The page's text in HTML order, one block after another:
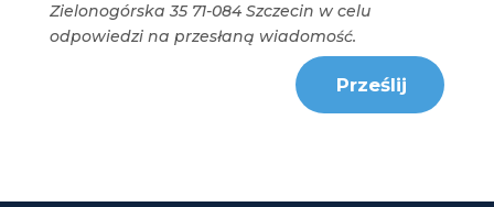
Zielonogórska 35 71-084 Szczecin w celu
odpowiedzi na przesłaną wiadomość.
Prześlij